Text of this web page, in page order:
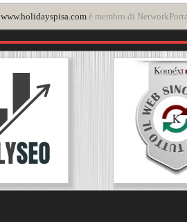
www.holidayspisa.comè membro di